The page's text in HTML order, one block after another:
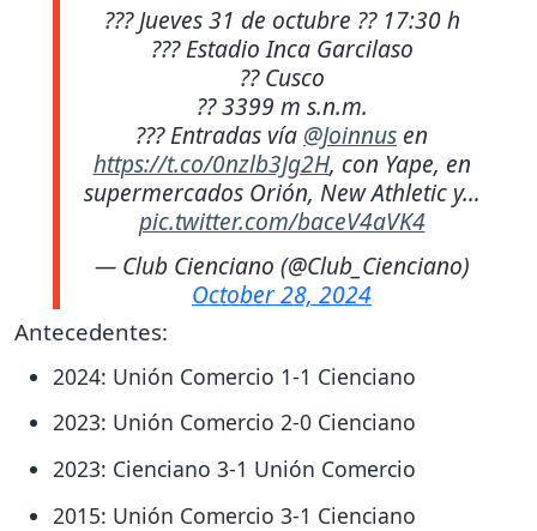
??? Jueves 31 de octubre ?? 17:30 h
??? Estadio Inca Garcilaso
?? Cusco
?? 3399 m s.n.m.
??? Entradas vía @Joinnus en
https://t.co/0nzlb3Jg2H, con Yape, en
supermercados Orión, New Athletic y…
pic.twitter.com/baceV4aVK4
— Club Cienciano (@Club_Cienciano)
October 28, 2024
Antecedentes:
2024: Unión Comercio 1-1 Cienciano
2023: Unión Comercio 2-0 Cienciano
2023: Cienciano 3-1 Unión Comercio
2015: Unión Comercio 3-1 Cienciano